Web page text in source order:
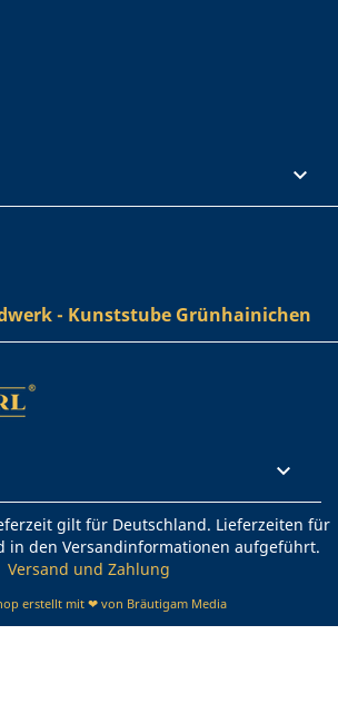

- Kunststube Grünhainichen

gilt für Deutschland. Lieferzeiten für
in den Versandinformationen aufgeführt.
Versand und Zahlung
erstellt mit ❤ von Bräutigam Media